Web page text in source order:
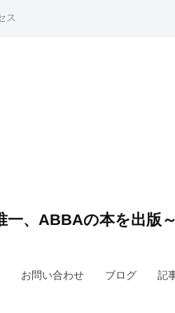
ス
、ABBAの本を出版～
お問い合わせ ブログ 記